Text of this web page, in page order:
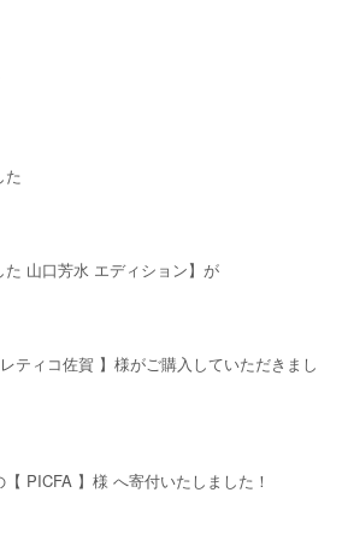
た
た 山口芳水 エディション】が
ティコ佐賀 】様がご購入していただきまし
PICFA 】様 へ寄付いたしました！